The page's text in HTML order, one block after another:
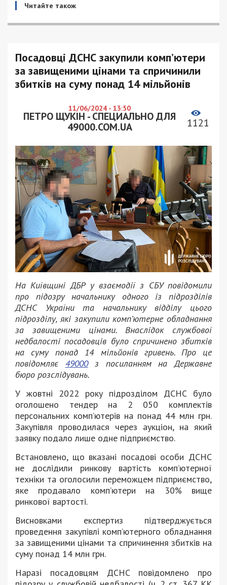
Читайте також
Посадовці ДСНС закупили комп’ютери
за завищеними цінами та спричинили
збитків на суму понад 14 мільйонів
11/06/2024 - 13:50
ПЕТРО ЩУКІН - СПЕЦИАЛЬНО ДЛЯ
49000.COM.UA
1121
На Київщині ДБР у взаємодії з СБУ повідомили
про підозру начальнику одного із підрозділів
ДСНС України та начальнику відділу цього
підрозділу, які закупили комп’ютерне обладнання
за завищеними цінами. Внаслідок службової
недбалості посадовців було спричинено збитків
на суму понад 14 мільйонів гривень. Про це
повідомляє 49000з посиланням на Державне
бюро розслідувань.
У жовтні 2022 року підрозділом ДСНС було
оголошено тендер на 2 050 комплектів
персональних комп’ютерів на понад 44 млн грн.
Закупівля проводилася через аукціон, на який
заявку подало лише одне підприємство.
Встановлено, що вказані посадові особи ДСНС
не дослідили ринкову вартість комп’ютерної
техніки та оголосили переможцем підприємство,
яке продавало комп’ютери на 30% вище
ринкової вартості.
Висновками експертиз підтверджується
проведення закупівлі комп’ютерного обладнання
за завищеними цінами та спричинення збитків на
суму понад 14 млн грн.
Наразі посадовцям ДСНС повідомлено про